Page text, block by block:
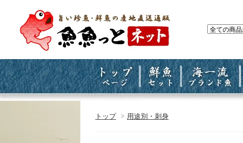
トップ > 用途別・刺身